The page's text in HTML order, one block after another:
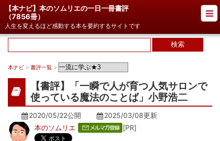
【本ナビ】本のソムリエの一日一冊書評
（7856冊）
人生を変えるほど感動する本を要約するサイトです
本ナビ > 書評一覧 >
【書評】「一瞬で人が育つ人気サロンで
使っている魔法のことば」小野浩二
2020/05/22公開 2025/03/08更新
本のソムリエ
[PR]